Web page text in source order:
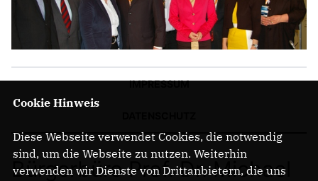
IMPRESSUM
Bürgerbüro Prof. Dr. Michael
Cookie Hinweis
Diese Webseite verwendet Cookies, die notwendig
sind, um die Webseite zu nutzen. Weiterhin
verwenden wir Dienste von Drittanbietern, die uns